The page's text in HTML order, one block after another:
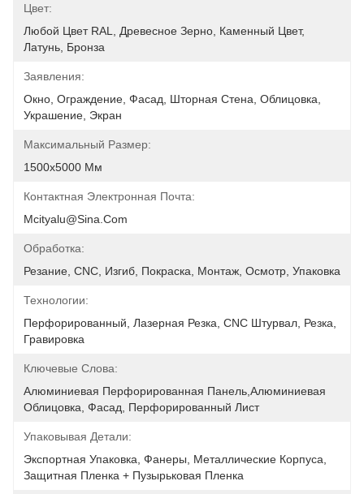
Цвет:
Любой Цвет RAL, Древесное Зерно, Каменный Цвет,
Латунь, Бронза
Заявления:
Окно, Ограждение, Фасад, Шторная Стена, Облицовка,
Украшение, Экран
Максимальный Размер:
1500х5000 Мм
Контактная Электронная Почта:
Mcityalu@sina.com
Обработка:
Резание, CNC, Изгиб, Покраска, Монтаж, Осмотр, Упаковка
Технологии:
Перфорированный, Лазерная Резка, CNC Штурвал, Резка,
Гравировка
Ключевые Слова:
Алюминиевая Перфорированная Панель,алюминиевая
Облицовка, Фасад, Перфорированный Лист
Упаковывая Детали:
Экспортная Упаковка, Фанеры, Металлические Корпуса,
Защитная Пленка + Пузырьковая Пленка